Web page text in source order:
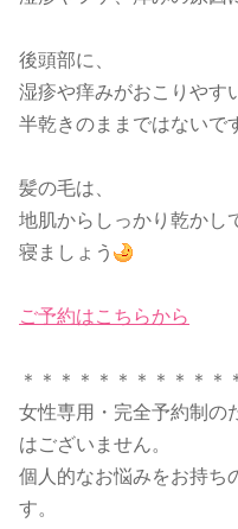
後頭部に、
湿疹や痒みがおこりや
半乾きのままではないで
髪の毛は、
地肌からしっかり乾か
寝ましょう
ご予約はこちらから
＊＊＊＊＊＊＊＊＊＊＊
女性専用・完全予約制の
はございません。
個人的なお悩みをお持ち
す。